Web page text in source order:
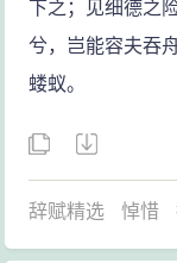
下之；见细德之
兮，岂能容夫吞
蝼蚁。
辞赋精选 悼惜